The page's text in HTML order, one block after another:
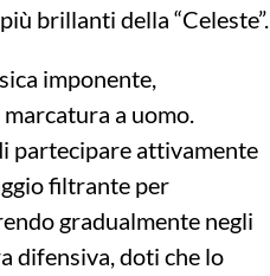
brillanti della “Celeste”.
imponente,
a uomo.
partecipare attivamente
filtrante per
gradualmente negli
difensiva, doti che lo